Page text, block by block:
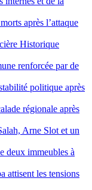
après l’attaque
Historique
renforcée par de
politique après
régionale après
Arne Slot et un
deux immeubles à
attisent les tensions